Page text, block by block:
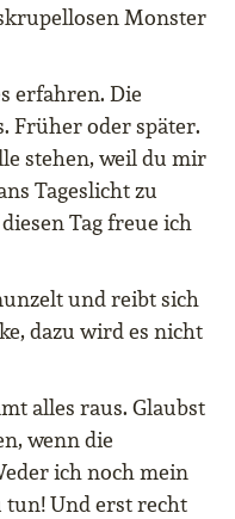
Monster
erfahren. Die
Früher oder später.
stehen, weil du mir
Tageslicht zu
Tag freue ich
und reibt sich
dazu wird es nicht
alles raus. Glaubst
wenn die
ich noch mein
tun! Und erst recht